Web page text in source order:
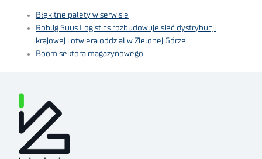
Błękitne palety w serwisie
Rohlig Suus Logistics rozbudowuje sieć dystrybucji
krajowej i otwiera oddział w Zielonej Górze
Boom sektora magazynowego